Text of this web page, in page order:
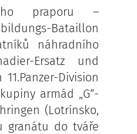
praporu –
Bataillon
náhradního
Ersatz und
Division
armád „G“-
(Lotrínsko,
granátu do tváře